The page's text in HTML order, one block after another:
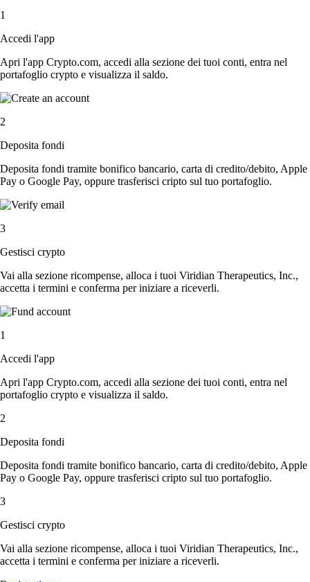
1
Accedi l'app
Apri l'app Crypto.com, accedi alla sezione dei tuoi conti, entra nel
portafoglio crypto e visualizza il saldo.
2
Deposita fondi
Deposita fondi tramite bonifico bancario, carta di credito/debito, Apple
Pay o Google Pay, oppure trasferisci cripto sul tuo portafoglio.
3
Gestisci crypto
Vai alla sezione ricompense, alloca i tuoi Viridian Therapeutics, Inc.,
accetta i termini e conferma per iniziare a riceverli.
1
Accedi l'app
Apri l'app Crypto.com, accedi alla sezione dei tuoi conti, entra nel
portafoglio crypto e visualizza il saldo.
2
Deposita fondi
Deposita fondi tramite bonifico bancario, carta di credito/debito, Apple
Pay o Google Pay, oppure trasferisci cripto sul tuo portafoglio.
3
Gestisci crypto
Vai alla sezione ricompense, alloca i tuoi Viridian Therapeutics, Inc.,
accetta i termini e conferma per iniziare a riceverli.